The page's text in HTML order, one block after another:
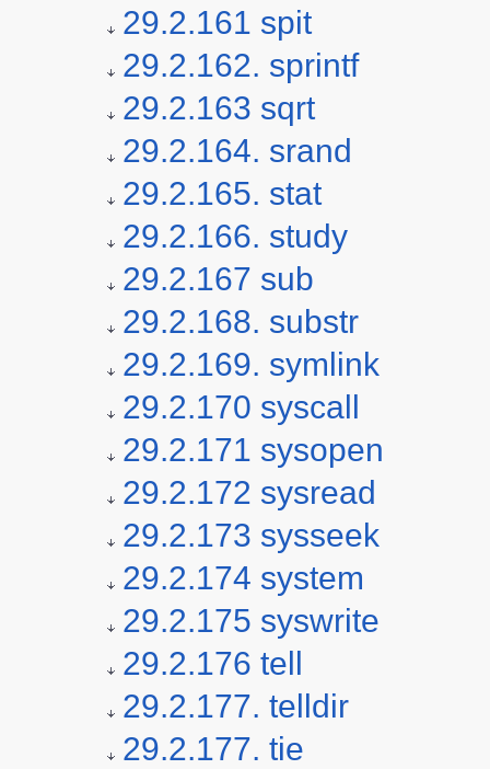
29.2.161 spit
29.2.162. sprintf
29.2.163 sqrt
29.2.164. srand
29.2.165. stat
29.2.166. study
29.2.167 sub
29.2.168. substr
29.2.169. symlink
29.2.170 syscall
29.2.171 sysopen
29.2.172 sysread
29.2.173 sysseek
29.2.174 system
29.2.175 syswrite
29.2.176 tell
29.2.177. telldir
29.2.177. tie